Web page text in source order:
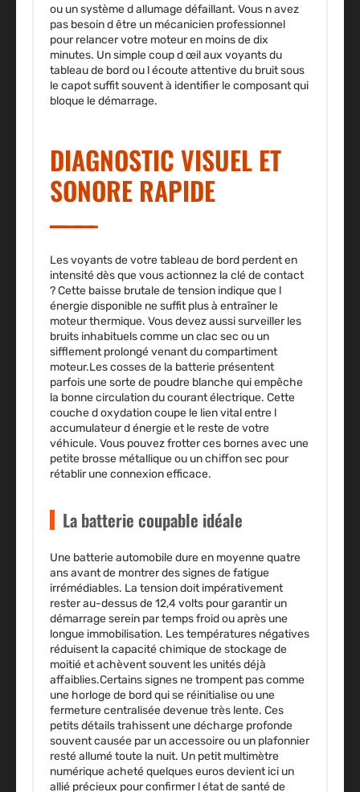
ou un système d allumage défaillant. Vous n avez
pas besoin d être un mécanicien professionnel
pour relancer votre moteur en moins de dix
minutes. Un simple coup d œil aux voyants du
tableau de bord ou l écoute attentive du bruit sous
le capot suffit souvent à identifier le composant qui
bloque le démarrage.
DIAGNOSTIC VISUEL ET
SONORE RAPIDE
Les voyants de votre tableau de bord perdent en
intensité dès que vous actionnez la clé de contact
? Cette baisse brutale de tension indique que l
énergie disponible ne suffit plus à entraîner le
moteur thermique. Vous devez aussi surveiller les
bruits inhabituels comme un clac sec ou un
sifflement prolongé venant du compartiment
moteur.Les cosses de la batterie présentent
parfois une sorte de poudre blanche qui empêche
la bonne circulation du courant électrique. Cette
couche d oxydation coupe le lien vital entre l
accumulateur d énergie et le reste de votre
véhicule. Vous pouvez frotter ces bornes avec une
petite brosse métallique ou un chiffon sec pour
rétablir une connexion efficace.
La batterie coupable idéale
Une batterie automobile dure en moyenne quatre
ans avant de montrer des signes de fatigue
irrémédiables. La tension doit impérativement
rester au-dessus de 12,4 volts pour garantir un
démarrage serein par temps froid ou après une
longue immobilisation. Les températures négatives
réduisent la capacité chimique de stockage de
moitié et achèvent souvent les unités déjà
affaiblies.Certains signes ne trompent pas comme
une horloge de bord qui se réinitialise ou une
fermeture centralisée devenue très lente. Ces
petits détails trahissent une décharge profonde
souvent causée par un accessoire ou un plafonnier
resté allumé toute la nuit. Un petit multimètre
numérique acheté quelques euros devient ici un
allié précieux pour confirmer l état de santé de